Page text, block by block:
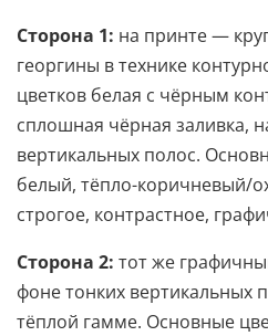
Сторона 1: на принте —
георгины в технике
цветков белая с чёрным
сплошная чёрная заливка,
вертикальных полос.
белый, тёпло-коричневый/
строгое, контрастное,
Сторона 2: тот же
фоне тонких вертикальных
тёплой гамме. Основные